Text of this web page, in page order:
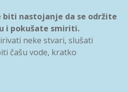
biti nastojanje da se održite
i pokušate smiriti.
neke stvari, slušati
čašu vode, kratko